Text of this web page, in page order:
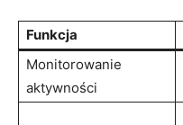
Funkcja
Monitorowanie
aktywności